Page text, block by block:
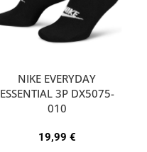
NIKE EVERYDAY
ESSENTIAL 3P DX5075-
010
19,99 €